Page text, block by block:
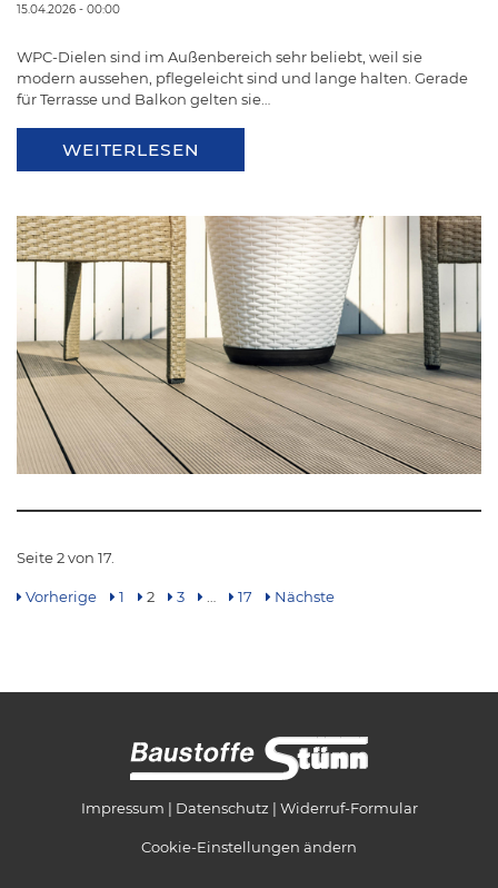
15.04.2026 - 00:00
WPC-Dielen sind im Außenbereich sehr beliebt, weil sie
modern aussehen, pflegeleicht sind und lange halten. Gerade
für Terrasse und Balkon gelten sie…
WEITERLESEN
Seite 2 von 17.
Vorherige 1 2 3 17 Nächste
Impressum Datenschutz Widerruf-Formular
Cookie-Einstellungen ändern